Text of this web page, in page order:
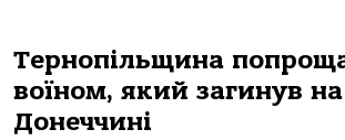
Тернопільщина
воїном, який загинув на
Донеччині